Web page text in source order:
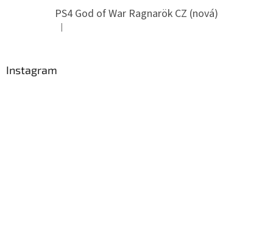
PS4 God of War Ragnarök CZ (nová)
Hodnocení produktu je 5 z 5 hvězdiček.
|
Instagram